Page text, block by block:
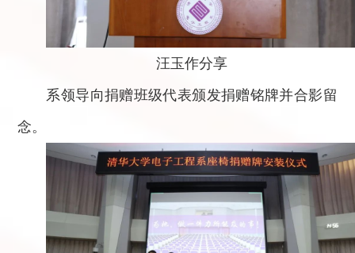
汪玉作分享
系领导向捐赠班级代表颁发捐赠铭牌并合影留
念。